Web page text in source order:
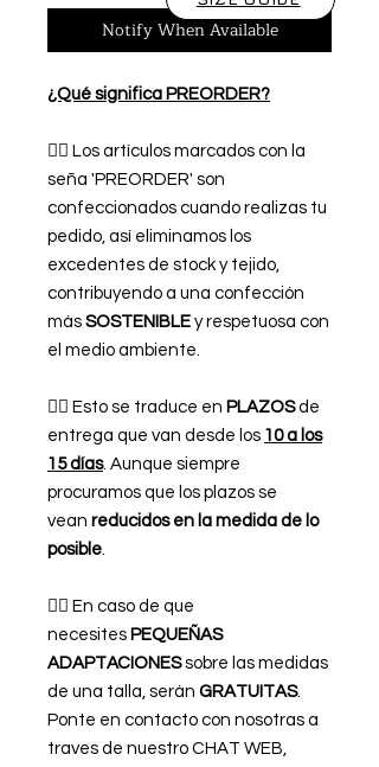
Notify When Available
¿Qué significa PREORDER?
👉🏿 Los artículos marcados con la
seña 'PREORDER' son
confeccionados cuando realizas tu
pedido, así eliminamos los
excedentes de stock y tejido,
contribuyendo a una confección
más SOSTENIBLE y respetuosa con
el medio ambiente.
👉🏿 Esto se traduce en PLAZOSde
entrega que van desde los 10 a los
15 días. Aunque siempre
procuramos que los plazos se
vean reducidos en la medida de lo
posible.
👉🏿 En caso de que
necesites PEQUEÑAS
ADAPTACIONESsobre las medidas
de una talla, serán GRATUITAS.
Ponte en contacto con nosotras a
traves de nuestro CHAT WEB,